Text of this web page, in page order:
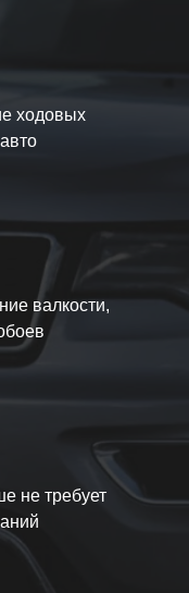
ходовых
валкости,
не требует